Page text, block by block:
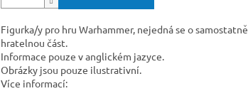
Figurka/y pro hru Warhammer, nejedná se o samostatně
hratelnou část.
Informace pouze v anglickém jazyce.
Obrázky jsou pouze ilustrativní.
Více informací: